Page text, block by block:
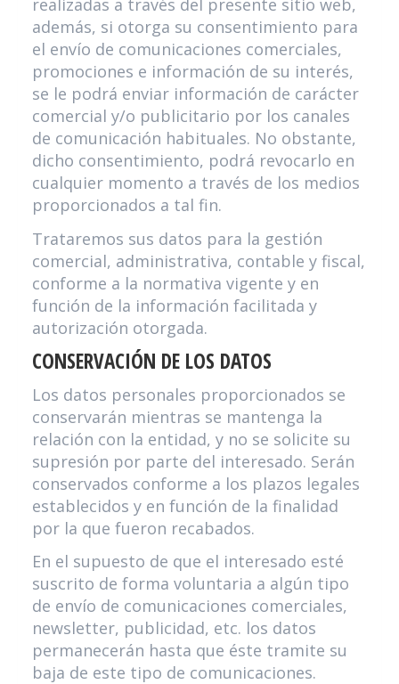
realizadas a través del presente sitio web,
además, si otorga su consentimiento para
el envío de comunicaciones comerciales,
promociones e información de su interés,
se le podrá enviar información de carácter
comercial y/o publicitario por los canales
de comunicación habituales. No obstante,
dicho consentimiento, podrá revocarlo en
cualquier momento a través de los medios
proporcionados a tal fin.
Trataremos sus datos para la gestión
comercial, administrativa, contable y fiscal,
conforme a la normativa vigente y en
función de la información facilitada y
autorización otorgada.
CONSERVACIÓN DE LOS DATOS
Los datos personales proporcionados se
conservarán mientras se mantenga la
relación con la entidad, y no se solicite su
supresión por parte del interesado. Serán
conservados conforme a los plazos legales
establecidos y en función de la finalidad
por la que fueron recabados.
En el supuesto de que el interesado esté
suscrito de forma voluntaria a algún tipo
de envío de comunicaciones comerciales,
newsletter, publicidad, etc. los datos
permanecerán hasta que éste tramite su
baja de este tipo de comunicaciones.